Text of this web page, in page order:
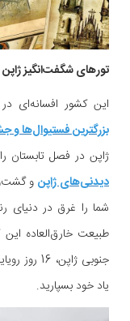
تورهای شگفت‌انگیز ژاپن
این کشور افسانه‌ای
بزرگترین فستیوال‌ها
ژاپن در فصل
دیدنی‌های ژاپنو
شما را غرق در دنیای
طبیعت خارق‌العاده
جنوبی
یاد خود بسپارید.